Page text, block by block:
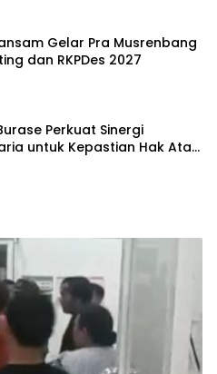
Gelar Pra Musrenbang
dan RKPDes 2027
Perkuat Sinergi
untuk Kepastian Hak Atas